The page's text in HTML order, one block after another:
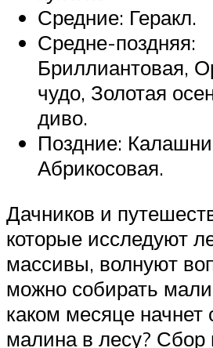
Средние: Геракл.
Средне-поздняя:
Бриллиантовая,
чудо, Золотая
диво.
Поздние:
Абрикосовая.
Дачников и
которые исследуют
массивы, волнуют
можно собирать
каком месяце начнет
малина в лесу? Сбор